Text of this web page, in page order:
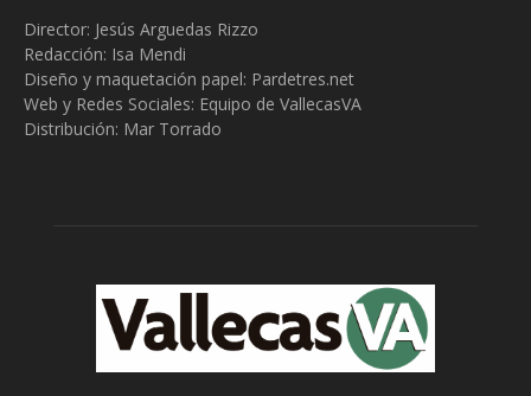
Director: Jesús Arguedas Rizzo
Redacción: Isa Mendi
Diseño y maquetación papel: Pardetres.net
Web y Redes Sociales: Equipo de VallecasVA
Distribución: Mar Torrado